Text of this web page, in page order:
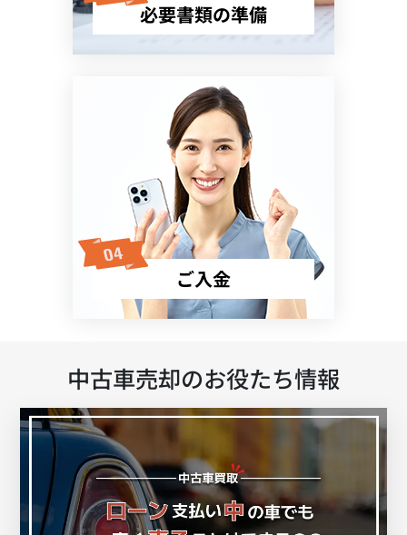
必要書類の準備
ご入金
中古車売却のお役たち情報